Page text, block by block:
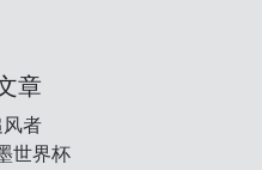
章
者
世界杯